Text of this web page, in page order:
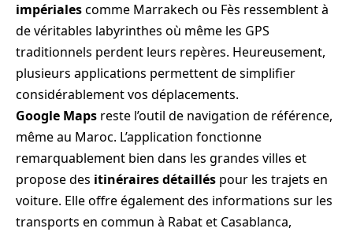
impérialescomme Marrakech ou Fès ressemblent à
de véritables labyrinthes où même les GPS
traditionnels perdent leurs repères. Heureusement,
plusieurs applications permettent de simplifier
considérablement vos déplacements.
Google Maps reste l’outil de navigation de référence,
même au Maroc. L’application fonctionne
remarquablement bien dans les grandes villes et
propose des itinéraires détaillés pour les trajets en
voiture. Elle offre également des informations sur les
transports en commun à Rabat et Casablanca,